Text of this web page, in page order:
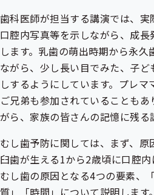
歯科医師が担当する講演では、
口腔内写真等を示しながら、成
します。乳歯の萌出時期から永
ながら、少し長い目でみた、子
しするようにしています。プレマ
ご兄弟も参加されていることも
がら、家族の皆さんの記憶に残る
むし歯予防に関しては、まず、
臼歯が生える1から2歳頃に口腔内
むし歯の原因となる4つの要素、
質」「時間」について説明します。